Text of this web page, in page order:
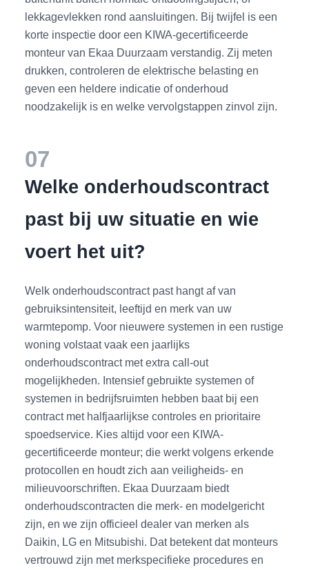
lekkagevlekken rond aansluitingen. Bij twijfel is een
korte inspectie door een KIWA-gecertificeerde
monteur van Ekaa Duurzaam verstandig. Zij meten
drukken, controleren de elektrische belasting en
geven een heldere indicatie of onderhoud
noodzakelijk is en welke vervolgstappen zinvol zijn.
07
Welke onderhoudscontract
past bij uw situatie en wie
voert het uit?
Welk onderhoudscontract past hangt af van
gebruiksintensiteit, leeftijd en merk van uw
warmtepomp. Voor nieuwere systemen in een rustige
woning volstaat vaak een jaarlijks
onderhoudscontract met extra call-out
mogelijkheden. Intensief gebruikte systemen of
systemen in bedrijfsruimten hebben baat bij een
contract met halfjaarlijkse controles en prioritaire
spoedservice. Kies altijd voor een KIWA-
gecertificeerde monteur; die werkt volgens erkende
protocollen en houdt zich aan veiligheids- en
milieuvoorschriften. Ekaa Duurzaam biedt
onderhoudscontracten die merk- en modelgericht
zijn, en we zijn officieel dealer van merken als
Daikin, LG en Mitsubishi. Dat betekent dat monteurs
vertrouwd zijn met merkspecifieke procedures en